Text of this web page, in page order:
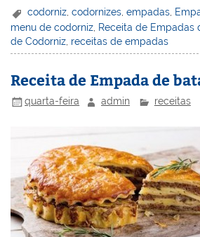
er
e
st
k
e
dI
n
c
e
b
o
o
k
itt
er
ai
l
h
o
o
M
ai
l
codorniz,codornizes,empadas,
menu de codorniz Receita de Empadas
de Codorniz receitas de empadas
Receita de Empada de
quarta-feira admin receitas